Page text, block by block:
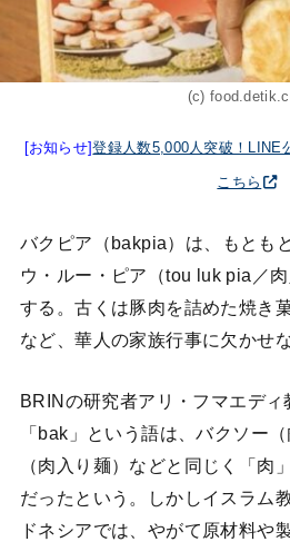
(c)
[お知らせ]登録人数5,000人突破！LINE
こちら
バクピア（bakpia）は、もとも
ウ・ルー・ピア（tou luk pia／
する。古くは豚肉を詰めた焼き
など、華人の家族行事に欠かせ
BRINの研究者アリ・フマエディ
「bak」という語は、バクソー
（肉入り麺）などと同じく「肉
だったという。しかしイスラム
ドネシアでは、やがて原材料や